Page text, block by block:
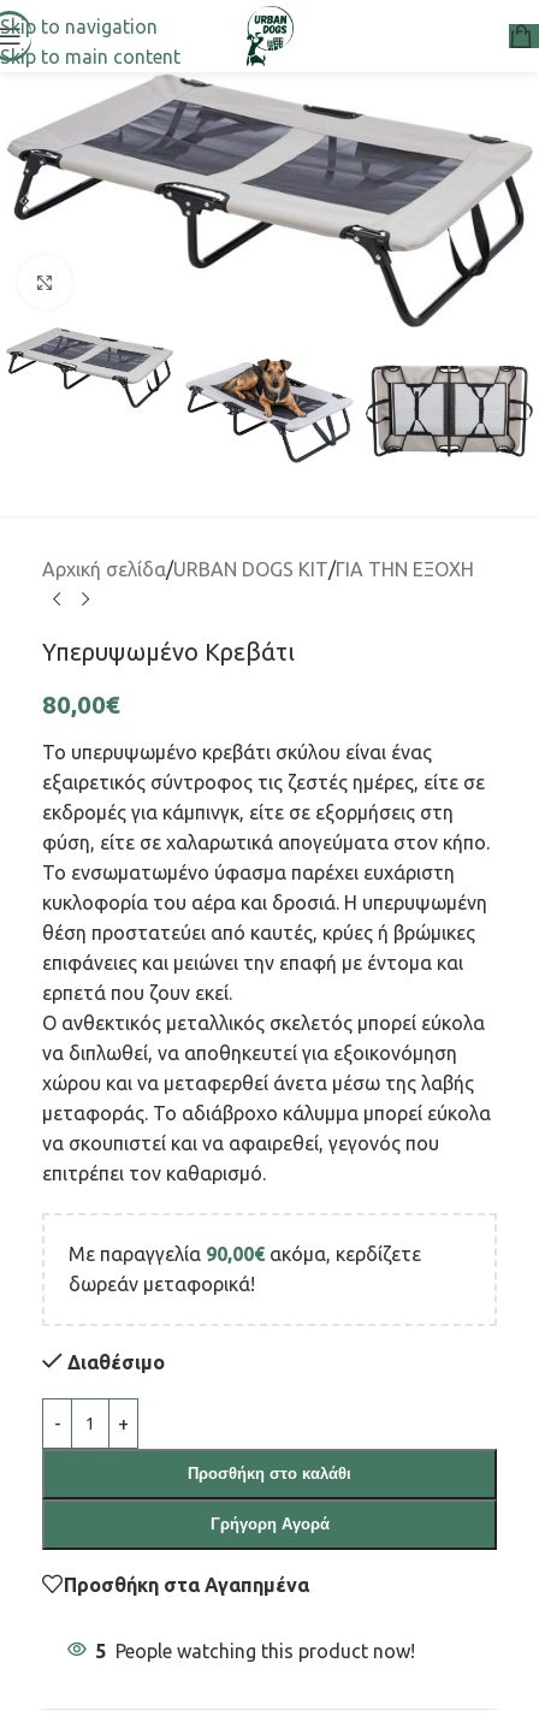
Skip to navigation
Skip to main content
Αρχική σελίδα/URBAN DOGS KIT/ΓΙΑ ΤΗΝ ΕΞΟΧΗ
Υπερυψωμένο Κρεβάτι
80,00€
Το υπερυψωμένο κρεβάτι σκύλου είναι ένας
εξαιρετικός σύντροφος τις ζεστές ημέρες, είτε σε
εκδρομές για κάμπινγκ, είτε σε εξορμήσεις στη
φύση, είτε σε χαλαρωτικά απογεύματα στον κήπο.
Το ενσωματωμένο ύφασμα παρέχει ευχάριστη
κυκλοφορία του αέρα και δροσιά. Η υπερυψωμένη
θέση προστατεύει από καυτές, κρύες ή βρώμικες
επιφάνειες και μειώνει την επαφή με έντομα και
ερπετά που ζουν εκεί.
Ο ανθεκτικός μεταλλικός σκελετός μπορεί εύκολα
να διπλωθεί, να αποθηκευτεί για εξοικονόμηση
χώρου και να μεταφερθεί άνετα μέσω της λαβής
μεταφοράς. Το αδιάβροχο κάλυμμα μπορεί εύκολα
να σκουπιστεί και να αφαιρεθεί, γεγονός που
επιτρέπει τον καθαρισμό.
Με παραγγελία 90,00€ ακόμα, κερδίζετε
δωρεάν μεταφορικά!
Διαθέσιμο
Προσθήκη στο καλάθι
Γρήγορη Αγορά
Προσθήκη στα Αγαπημένα
5 People watching this product now!